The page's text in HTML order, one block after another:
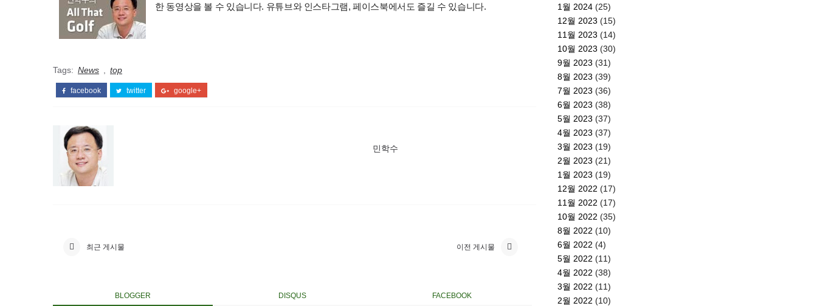
한 동영상을 볼 수 있습니다. 유튜브와 인스타그램, 페이스북에서도 즐길 수 있습니다.
Tags: News top
facebook twitter google+
민학수
최근 게시물 이전 게시물
BLOGGER DISQUS FACEBOOK
1월 2024 (25)
12월 2023 (15)
11월 2023 (14)
10월 2023 (30)
9월 2023 (31)
8월 2023 (39)
7월 2023 (36)
6월 2023 (38)
5월 2023 (37)
4월 2023 (37)
3월 2023 (19)
2월 2023 (21)
1월 2023 (19)
12월 2022 (17)
11월 2022 (17)
10월 2022 (35)
8월 2022 (10)
6월 2022 (4)
5월 2022 (11)
4월 2022 (38)
3월 2022 (11)
2월 2022 (10)